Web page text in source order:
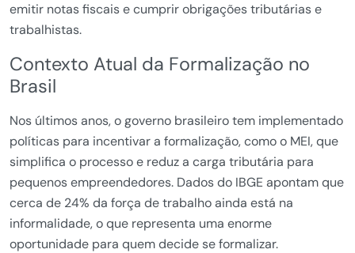
emitir notas fiscais e cumprir obrigações tributárias e
trabalhistas.
Contexto Atual da Formalização no
Brasil
Nos últimos anos, o governo brasileiro tem implementado
políticas para incentivar a formalização, como o MEI, que
simplifica o processo e reduz a carga tributária para
pequenos empreendedores. Dados do IBGE apontam que
cerca de 24% da força de trabalho ainda está na
informalidade, o que representa uma enorme
oportunidade para quem decide se formalizar.